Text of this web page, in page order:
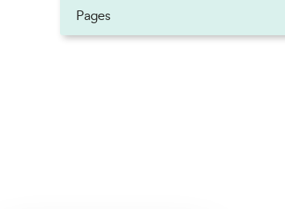
Pages